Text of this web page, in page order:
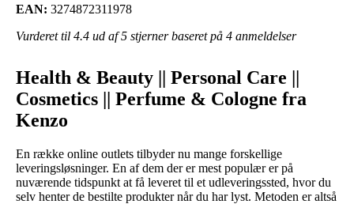
EAN: 3274872311978
Vurderet til 4.4 ud af 5 stjerner baseret på 4 anmeldelser
Health & Beauty || Personal Care ||
Cosmetics || Perfume & Cologne fra
Kenzo
En række online outlets tilbyder nu mange forskellige
leveringsløsninger. En af dem der er mest populær er på
nuværende tidspunkt at få leveret til et udleveringssted, hvor du
selv henter de bestilte produkter når du har lyst. Metoden er altså